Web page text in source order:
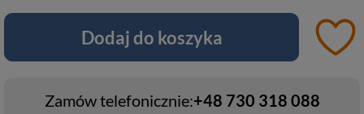
Dodaj do koszyka
Zamów telefonicznie:+48 730 318 088